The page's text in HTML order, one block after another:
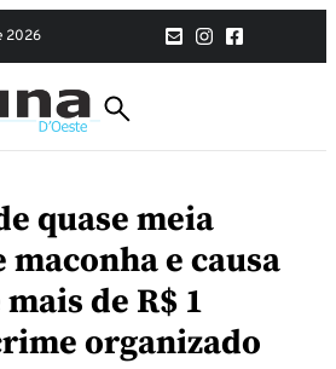
2026
quase meia
e causa
de R$ 1
organizado